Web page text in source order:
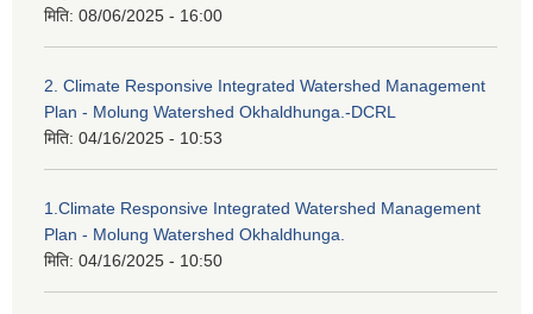
मिति: 08/06/2025 - 16:00
2. Climate Responsive Integrated Watershed Management
Plan - Molung Watershed Okhaldhunga.-DCRL
मिति: 04/16/2025 - 10:53
1.Climate Responsive Integrated Watershed Management
Plan - Molung Watershed Okhaldhunga.
मिति: 04/16/2025 - 10:50